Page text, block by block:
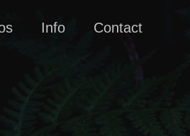
Info Contact